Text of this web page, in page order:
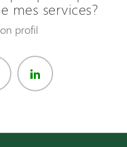
mes services?
profil